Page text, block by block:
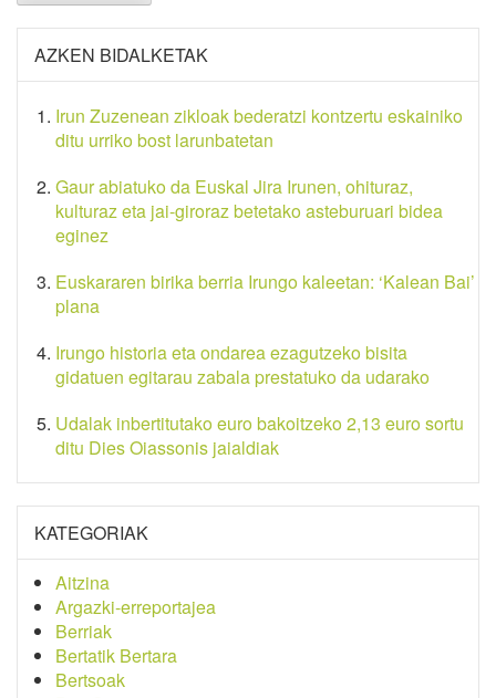
AZKEN BIDALKETAK
Irun Zuzenean zikloak bederatzi kontzertu eskainiko
ditu urriko bost larunbatetan
Gaur abiatuko da Euskal Jira Irunen, ohituraz,
kulturaz eta jai-giroraz betetako asteburuari bidea
eginez
Euskararen birika berria Irungo kaleetan: ‘Kalean Bai’
plana
Irungo historia eta ondarea ezagutzeko bisita
gidatuen egitarau zabala prestatuko da udarako
Udalak inbertitutako euro bakoitzeko 2,13 euro sortu
ditu Dies Oiassonis jaialdiak
KATEGORIAK
Aitzina
Argazki-erreportajea
Berriak
Bertatik Bertara
Bertsoak